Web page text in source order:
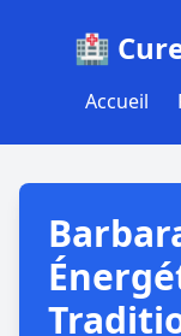
🏥
Accueil